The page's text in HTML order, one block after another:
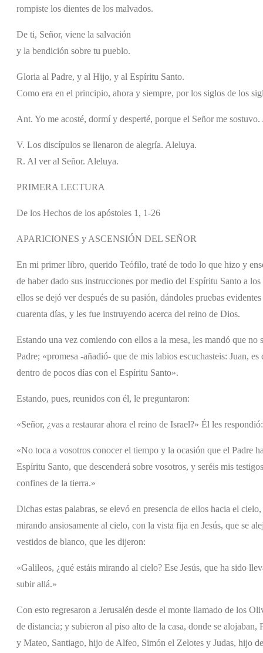
rompiste los dientes de los malvados.
De ti, Señor, viene la salvación
y la bendición sobre tu pueblo.
Gloria al Padre, y al Hijo, y al Espíritu Santo.
Como era en el principio, ahora y siempre, por los siglos de los
Ant. Yo me acosté, dormí y desperté, porque el Señor me
V. Los discípulos se llenaron de alegría. Aleluya.
R. Al ver al Señor. Aleluya.
PRIMERA LECTURA
De los Hechos de los apóstoles 1, 1-26
APARICIONES y ASCENSIÓN DEL SEÑOR
En mi primer libro, querido Teófilo, traté de todo lo que hizo y
de haber dado sus instrucciones por medio del Espíritu Santo a
ellos se dejó ver después de su pasión, dándoles pruebas
cuarenta días, y les fue instruyendo acerca del reino de Dios.
Estando una vez comiendo con ellos a la mesa, les mandó que no
Padre; «promesa -añadió- que de mis labios escuchasteis: Juan,
dentro de pocos días con el Espíritu Santo».
Estando, pues, reunidos con él, le preguntaron:
«Señor, ¿vas a restaurar ahora el reino de Israel?» Él les respondió:
«No toca a vosotros conocer el tiempo y la ocasión que el Padre
Espíritu Santo, que descenderá sobre vosotros, y seréis mis
confines de la tierra.»
Dichas estas palabras, se elevó en presencia de ellos hacia el
mirando ansiosamente al cielo, con la vista fija en Jesús, que se
vestidos de blanco, que les dijeron:
«Galileos, ¿qué estáis mirando al cielo? Ese Jesús, que ha sido
subir allá.»
Con esto regresaron a Jerusalén desde el monte llamado de los
de distancia; y subieron al piso alto de la casa, donde se
y Mateo, Santiago, hijo de Alfeo, Simón el Zelotes y Judas, hijo